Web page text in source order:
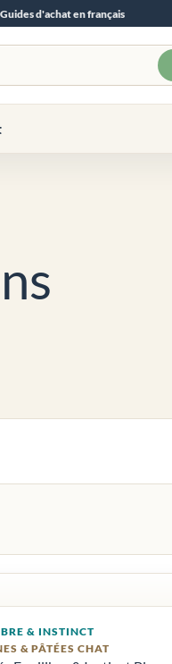
Guides d'achat en français
& INSTINCT
& PÂTÉES CHAT